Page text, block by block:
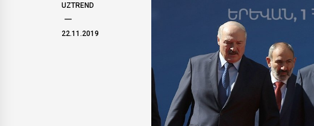
UZTREND
22.11.2019